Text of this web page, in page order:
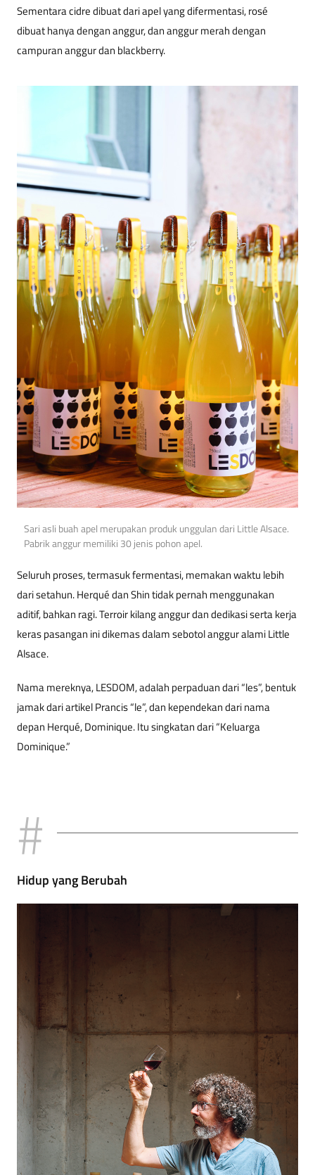
Sementara cidre dibuat dari apel yang difermentasi, rosé
dibuat hanya dengan anggur, dan anggur merah dengan
campuran anggur dan blackberry.
Sari asli buah apel merupakan produk unggulan dari Little Alsace.
Pabrik anggur memiliki 30 jenis pohon apel.
Seluruh proses, termasuk fermentasi, memakan waktu lebih
dari setahun. Herqué dan Shin tidak pernah menggunakan
aditif, bahkan ragi. Terroir kilang anggur dan dedikasi serta kerja
keras pasangan ini dikemas dalam sebotol anggur alami Little
Alsace.
Nama mereknya, LESDOM, adalah perpaduan dari “les”, bentuk
jamak dari artikel Prancis “le”, dan kependekan dari nama
depan Herqué, Dominique. Itu singkatan dari “Keluarga
Dominique.”
Hidup yang Berubah